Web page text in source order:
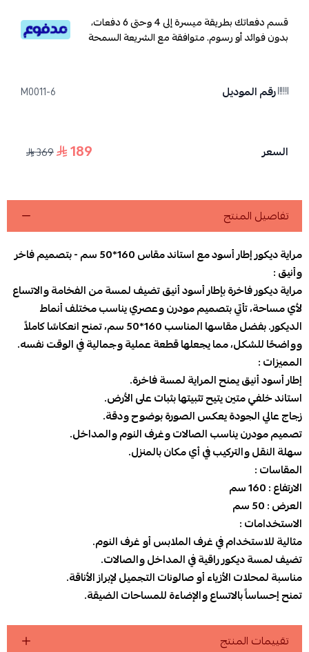
قسم دفعاتك بطريقة ميسرة إلى 4 وحتى 6 دفعات،
بدون فوائد أو رسوم. متوافقة مع الشريعة السمحة
رقم الموديل M0011-6
السعر 189
369
تفاصيل المنتج
مراية ديكور إطار أسود مع استاند مقاس 160*50 سم - بتصميم فاخر
وأنيق :
مراية ديكور فاخرة بإطار أسود أنيق تضيف لمسة من الفخامة والاتساع
لأي مساحة، تأتي بتصميم مودرن وعصري يناسب مختلف أنماط
الديكور. بفضل مقاسها المناسب 160*50 سم، تمنح انعكاسًا كاملاً
وواضحًا للشكل، مما يجعلها قطعة عملية وجمالية في الوقت نفسه.
المميزات :
إطار أسود أنيق يمنح المراية لمسة فاخرة.
استاند خلفي متين يتيح تثبيتها بثبات على الأرض.
زجاج عالي الجودة يعكس الصورة بوضوح ودقة.
تصميم مودرن يناسب الصالات وغرف النوم والمداخل.
سهلة النقل والتركيب في أي مكان بالمنزل.
المقاسات :
الارتفاع : 160 سم
العرض : 50 سم
الاستخدامات :
مثالية للاستخدام في غرف الملابس أو غرف النوم.
تضيف لمسة ديكور راقية في المداخل والصالات.
مناسبة لمحلات الأزياء أو صالونات التجميل لإبراز الأناقة.
تمنح إحساساً بالاتساع والإضاءة للمساحات الضيقة.
تقييمات المنتج